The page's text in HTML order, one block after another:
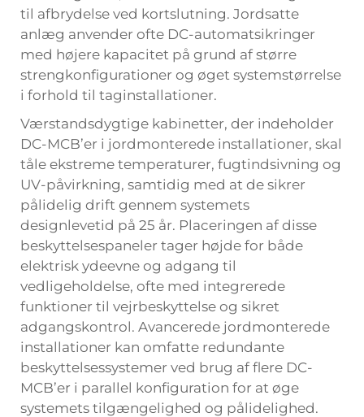
til afbrydelse ved kortslutning. Jordsatte
anlæg anvender ofte DC-automatsikringer
med højere kapacitet på grund af større
strengkonfigurationer og øget systemstørrelse
i forhold til taginstallationer.
Værstandsdygtige kabinetter, der indeholder
DC-MCB’er i jordmonterede installationer, skal
tåle ekstreme temperaturer, fugtindsivning og
UV-påvirkning, samtidig med at de sikrer
pålidelig drift gennem systemets
designlevetid på 25 år. Placeringen af disse
beskyttelsespaneler tager højde for både
elektrisk ydeevne og adgang til
vedligeholdelse, ofte med integrerede
funktioner til vejrbeskyttelse og sikret
adgangskontrol. Avancerede jordmonterede
installationer kan omfatte redundante
beskyttelsessystemer ved brug af flere DC-
MCB’er i parallel konfiguration for at øge
systemets tilgængelighed og pålidelighed.